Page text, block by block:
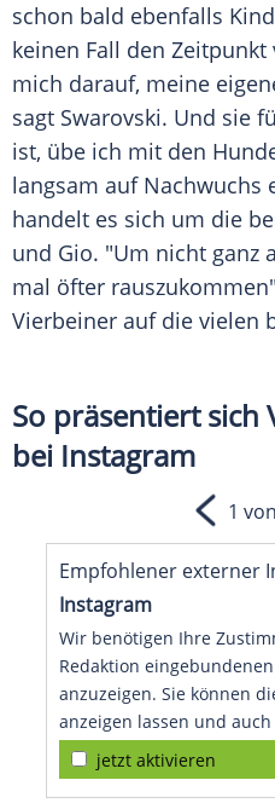
schon bald ebenfalls
keinen Fall den
mich darauf, meine
sagt Swarovski. Und sie
ist, übe ich mit den
langsam auf Nachwuchs
handelt es sich um die
und Gio. "Um nicht ganz
mal öfter
Vierbeiner auf die vielen
So präsentiert sich
bei Instagram
Empfohlener externer
Instagram
Wir benötigen Ihre
Redaktion
anzuzeigen. Sie können
anzeigen lassen und
jetzt aktivieren
1